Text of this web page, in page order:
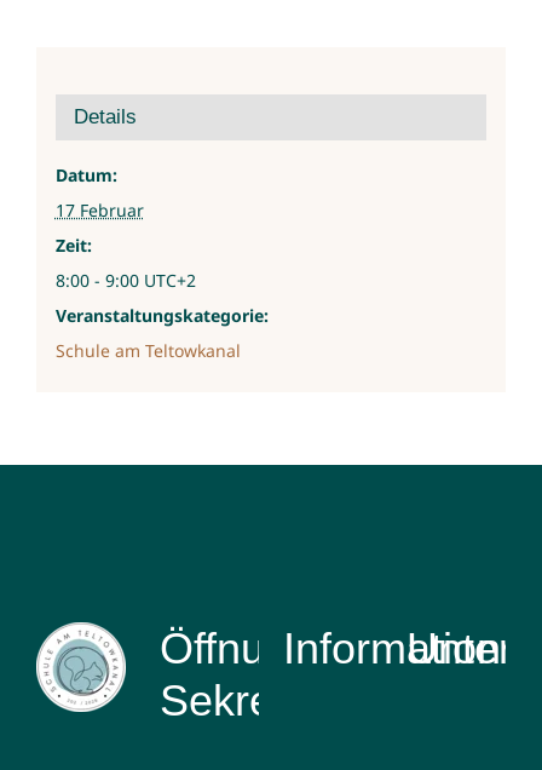
Details
Datum:
17 Februar
Zeit:
8:00 - 9:00 UTC+2
Veranstaltungskategorie:
Schule am Teltowkanal
Öffnungszeiten
Sekretariat
Information